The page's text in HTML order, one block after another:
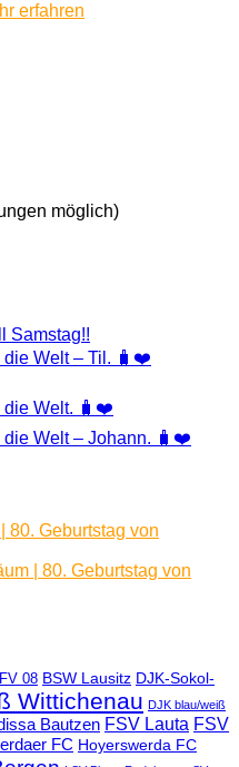
erfahren
möglich)
Samstag!!
die Welt – Til. 🧳❤️
die Welt. 🧳❤️
die Welt – Johann. 🧳❤️
80. Geburtstag von
| 80. Geburtstag von
08 BSW Lausitz DJK-Sokol-
Wittichenau DJK blau/weiß
Bautzen FSV Lauta FSV
FC Hoyerswerda FC